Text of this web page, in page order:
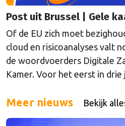
Post uit Brussel | Gele
Of de EU zich moet
cloud en risicoanalyses valt
de woordvoerders Digitale
Kamer. Voor het eerst in
columnist Mendeltje van
Meer nieuws Bekijk